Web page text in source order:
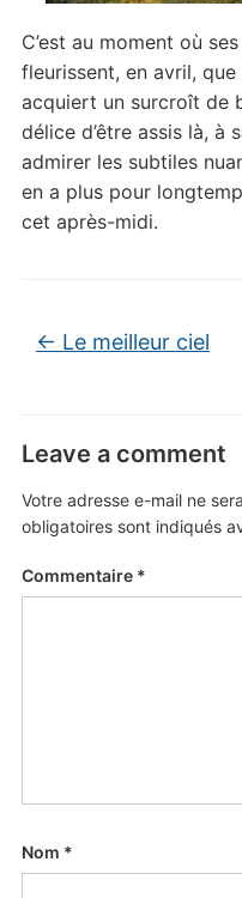
C’est au moment où
fleurissent, en avril,
acquiert un surcroît de
délice d’être assis là, à
admirer les subtiles
en a plus pour
cet après-midi.
← Le meilleur ciel
Leave a comment
Votre adresse e-mail ne
obligatoires sont indiqués
Commentaire *
Nom *